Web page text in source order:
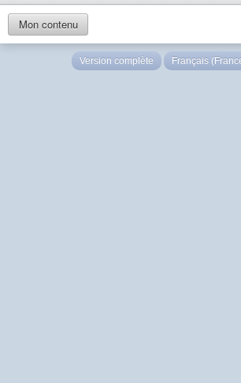
Mon contenu
Version complète Français